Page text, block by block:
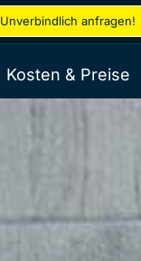
Unverbindlich anfragen!
Kosten & Preise